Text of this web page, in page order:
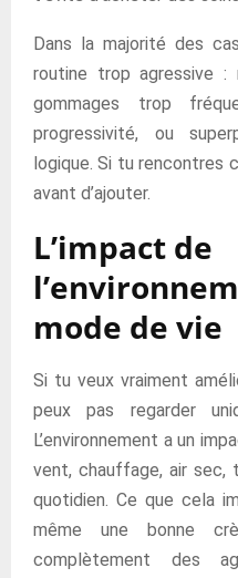
Dans la majorité des
routine trop agressive :
gommages trop
progressivité, ou
logique. Si tu rencontres
avant d’ajouter.
L’impact de
mode de vie
Si tu veux vraiment
peux pas regarder
L’environnement a un
vent, chauffage, air sec,
quotidien. Ce que cela
même une bonne
complètement des